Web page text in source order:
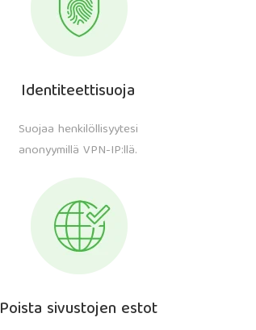
Identiteettisuoja
Suojaa henkilöllisyytesi
anonyymillä VPN-IP:llä.
Poista sivustojen estot